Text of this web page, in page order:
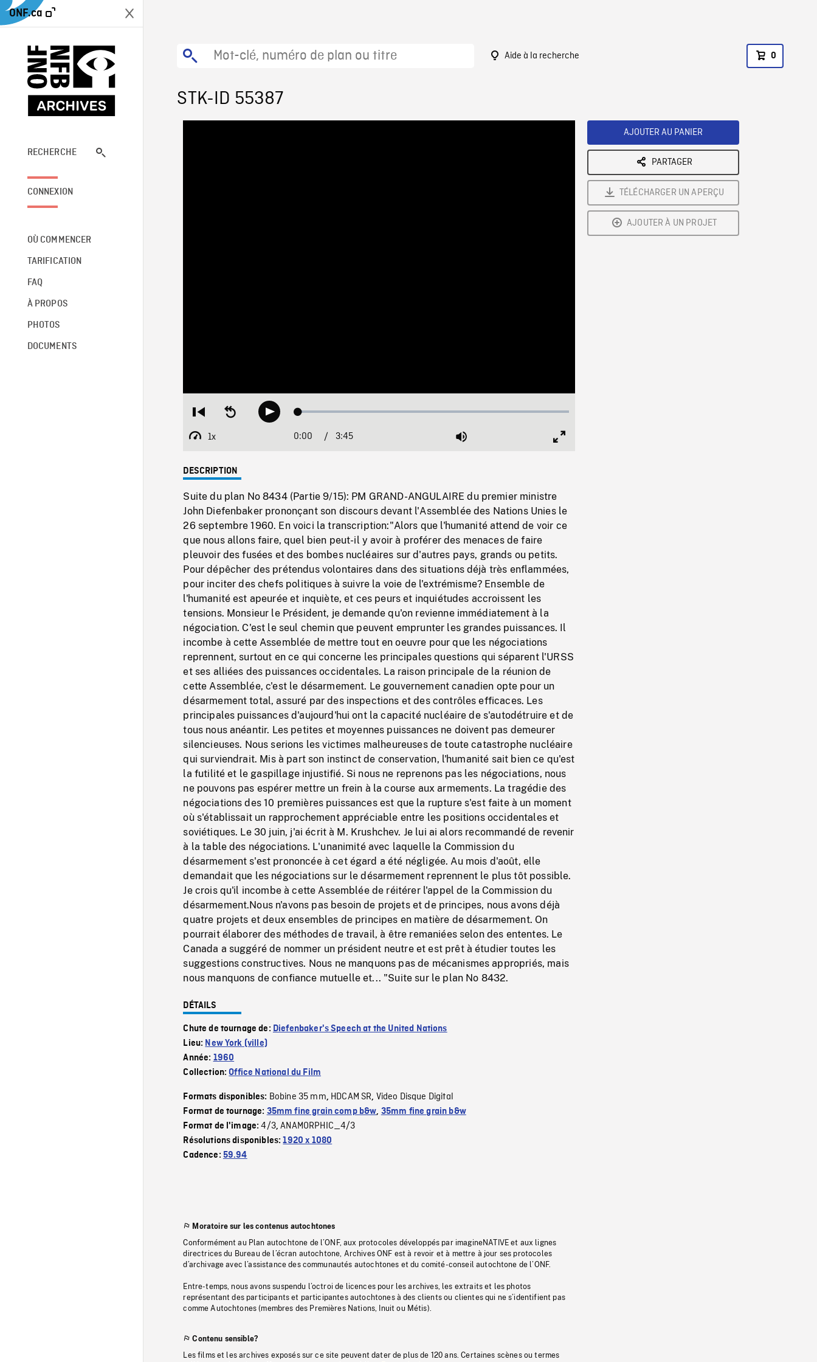
ONF.ca
RECHERCHE
CONNEXION
OÙ COMMENCER
TARIFICATION
FAQ
À PROPOS
PHOTOS
DOCUMENTS
Aide à la recherche 0
STK-ID 55387
Restart
beginning
Seek
backwardPlay Loaded:
1x
Playback
Current
0:00 / Duration
3:45 Mute
DESCRIPTION
Suite du plan No 8434 (Partie 9/15): PM GRAND-ANGULAIRE du premier ministre
John Diefenbaker prononçant son discours devant l'Assemblée des Nations Unies le
26 septembre 1960. En voici la transcription:"Alors que l'humanité attend de voir ce
que nous allons faire, quel bien peut-il y avoir à proférer des menaces de faire
pleuvoir des fusées et des bombes nucléaires sur d'autres pays, grands ou petits.
Pour dépêcher des prétendus volontaires dans des situations déjà très enflammées,
pour inciter des chefs politiques à suivre la voie de l'extrémisme? Ensemble de
l'humanité est apeurée et inquiète, et ces peurs et inquiétudes accroissent les
tensions. Monsieur le Président, je demande qu'on revienne immédiatement à la
négociation. C'est le seul chemin que peuvent emprunter les grandes puissances. Il
incombe à cette Assemblée de mettre tout en oeuvre pour que les négociations
reprennent, surtout en ce qui concerne les principales questions qui séparent l'URSS
et ses alliées des puissances occidentales. La raison principale de la réunion de
cette Assemblée, c'est le désarmement. Le gouvernement canadien opte pour un
désarmement total, assuré par des inspections et des contrôles efficaces. Les
principales puissances d'aujourd'hui ont la capacité nucléaire de s'autodétruire et de
tous nous anéantir. Les petites et moyennes puissances ne doivent pas demeurer
silencieuses. Nous serions les victimes malheureuses de toute catastrophe nucléaire
qui surviendrait. Mis à part son instinct de conservation, l'humanité sait bien ce qu'est
la futilité et le gaspillage injustifié. Si nous ne reprenons pas les négociations, nous
ne pouvons pas espérer mettre un frein à la course aux armements. La tragédie des
négociations des 10 premières puissances est que la rupture s'est faite à un moment
où s'établissait un rapprochement appréciable entre les positions occidentales et
soviétiques. Le 30 juin, j'ai écrit à M. Krushchev. Je lui ai alors recommandé de revenir
à la table des négociations. L'unanimité avec laquelle la Commission du
désarmement s'est prononcée à cet égard a été négligée. Au mois d'août, elle
demandait que les négociations sur le désarmement reprennent le plus tôt possible.
Je crois qu'il incombe à cette Assemblée de réitérer l'appel de la Commission du
désarmement.Nous n'avons pas besoin de projets et de principes, nous avons déjà
quatre projets et deux ensembles de principes en matière de désarmement. On
pourrait élaborer des méthodes de travail, à être remaniées selon des ententes. Le
Canada a suggéré de nommer un président neutre et est prêt à étudier toutes les
suggestions constructives. Nous ne manquons pas de mécanismes appropriés, mais
nous manquons de confiance mutuelle et... "Suite sur le plan No 8432.
DÉTAILS
Chute de tournage de: Diefenbaker's Speech at the United Nations
Lieu: New York (ville)
Année: 1960
Collection:Office National du Film
Formats disponibles: Bobine 35 mm, HDCAM SR, Video Disque Digital
Format de tournage: 35mm fine grain comp b&w, 35mm fine grain b&w
Format de l'image:4/3,ANAMORPHIC_4/3
Résolutions disponibles:1920 x 1080
Cadence: 59.94
Moratoire sur les contenus autochtones
Conformément au Plan autochtone de l’ONF, aux protocoles développés par imagineNATIVE et aux lignes
directrices du Bureau de l’écran autochtone, Archives ONF est à revoir et à mettre à jour ses protocoles
d’archivage avec l’assistance des communautés autochtones et du comité-conseil autochtone de l’ONF.
Entre-temps, nous avons suspendu l’octroi de licences pour les archives, les extraits et les photos
représentant des participants et participantes autochtones à des clients ou clientes qui ne s’identifient pas
comme Autochtones (membres des Premières Nations, Inuit ou Métis).
Contenu sensible?
Les films et les archives exposés sur ce site peuvent dater de plus de 120 ans. Certaines scènes ou termes
AJOUTER AU PANIER
PARTAGER
TÉLÉCHARGER UN APERÇU
AJOUTER À UN PROJET